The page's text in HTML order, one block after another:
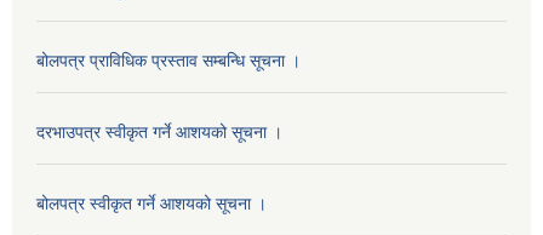
बोलपत्र प्राविधिक प्रस्ताव सम्बन्धि सूचना ।
दरभाउपत्र स्वीकृत गर्ने आशयको सूचना ।
बोलपत्र स्वीकृत गर्ने आशयको सूचना ।